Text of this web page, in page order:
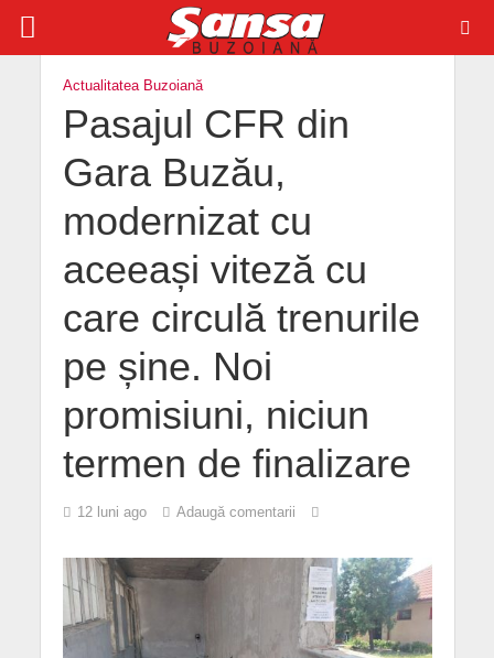
Actualitatea Buzoiană
Pasajul CFR din
Gara Buzău,
modernizat cu
aceeași viteză cu
care circulă trenurile
pe șine. Noi
promisiuni, niciun
termen de finalizare
12 luni ago Adaugă comentarii